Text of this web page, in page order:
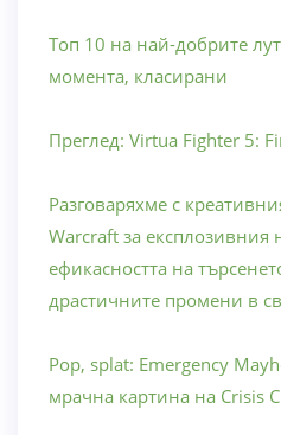
Топ 10 на най-добрите
момента, класирани
Преглед: Virtua Fighter 5:
Разговаряхме с
Warcraft за експлозивния
ефикасността на
драстичните промени в
Pop, splat: Emergency
мрачна картина на Crisis